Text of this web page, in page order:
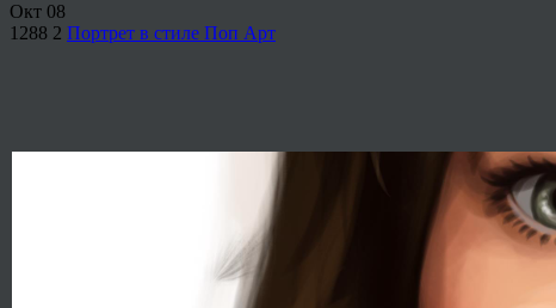
Окт 08
1288 2 Портрет в стиле Поп Арт